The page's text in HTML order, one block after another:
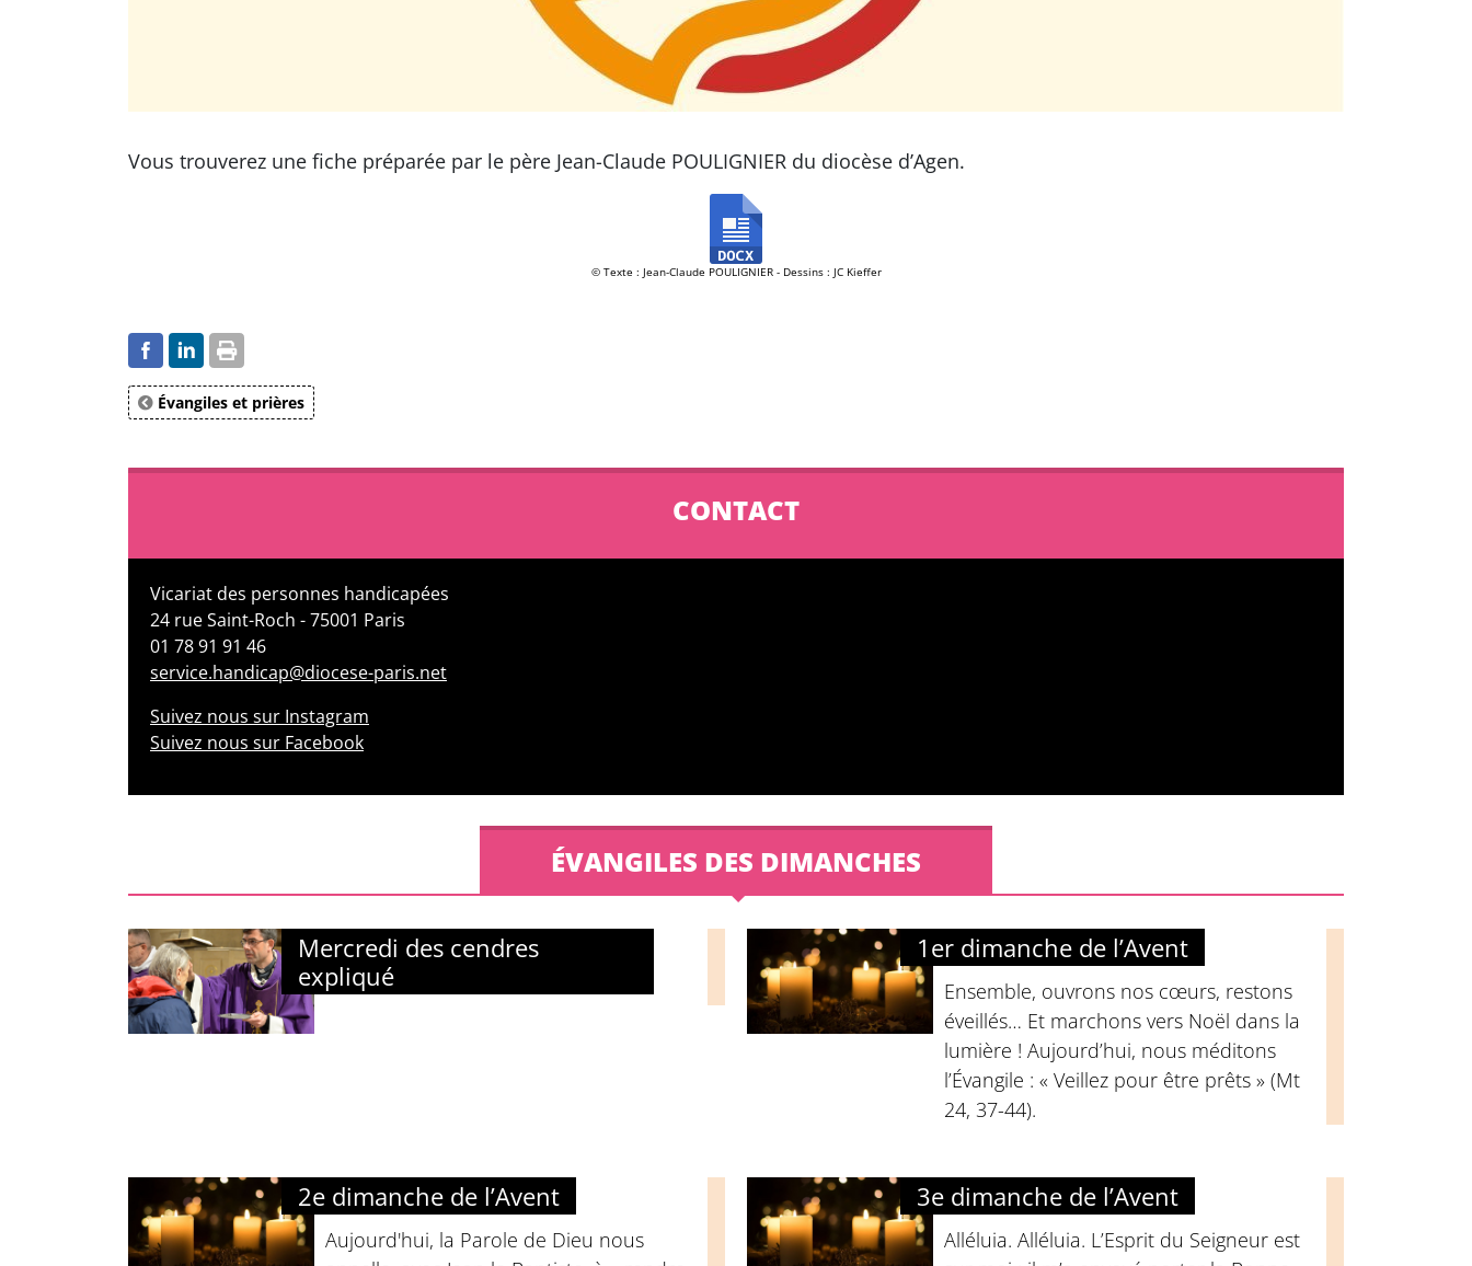
Vous trouverez une fiche préparée par le père Jean-Claude POULIGNIER du diocèse d’Agen.
© Texte : Jean-Claude POULIGNIER - Dessins : JC Kieffer
Évangiles et prières
CONTACT
Vicariat des personnes handicapées
24 rue Saint-Roch - 75001 Paris
01 78 91 91 46
service.handicap@diocese-paris.net
Suivez nous sur Instagram
Suivez nous sur Facebook
ÉVANGILES DES DIMANCHES
Mercredi des cendres
expliqué
1er dimanche de l’Avent
Ensemble, ouvrons nos cœurs, restons
éveillés… Et marchons vers Noël dans la
lumière ! Aujourd’hui, nous méditons
l’Évangile : « Veillez pour être prêts » (Mt
24, 37-44).
2e dimanche de l’Avent
Aujourd'hui, la Parole de Dieu nous
3e dimanche de l’Avent
Alléluia. Alléluia. L’Esprit du Seigneur est